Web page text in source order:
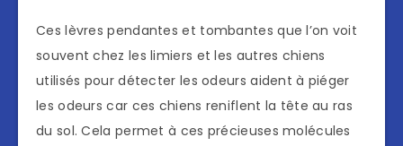
Ces lèvres pendantes et tombantes que l’on voit
souvent chez les limiers et les autres chiens
utilisés pour détecter les odeurs aident à piéger
les odeurs car ces chiens reniflent la tête au ras
du sol. Cela permet à ces précieuses molécules